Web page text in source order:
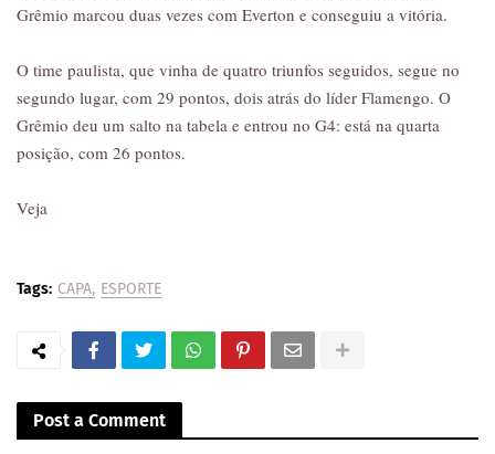
Grêmio marcou duas vezes com Everton e conseguiu a vitória.
O time paulista, que vinha de quatro triunfos seguidos, segue no
segundo lugar, com 29 pontos, dois atrás do líder Flamengo. O
Grêmio deu um salto na tabela e entrou no G4: está na quarta
posição, com 26 pontos.
Veja
Tags: CAPA ESPORTE
Post a Comment